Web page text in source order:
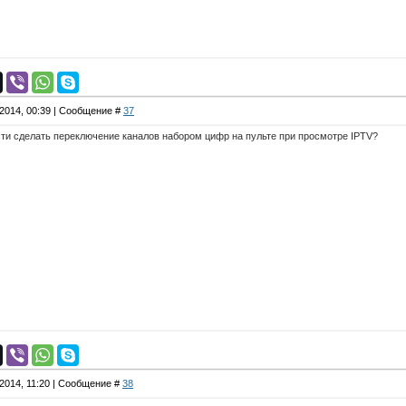
00:39 | Сообщение # 37
сделать переключение каналов набором цифр на пульте при просмотре IPTV?
11:20 | Сообщение # 38